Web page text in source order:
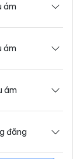
ám
ám
ám
đãng